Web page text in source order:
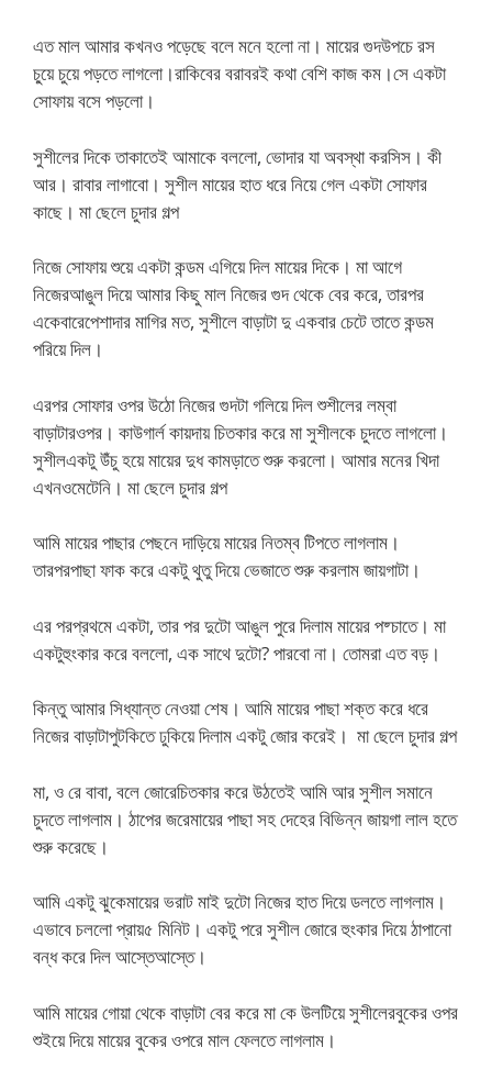
এত মাল আমার কখনও পড়েছে বলে মনে হলো না। মায়ের গুদউপচে রস
চু্য়ে চুয়ে পড়তে লাগলো।রাকিবের বরাবরই কথা বেশি কাজ কম।সে একটা
সোফায় বসে পড়লো।
সুশীলের দিকে তাকাতেই আমাকে বললো, ভোদার যা অবস্থা করসিস। কী
আর। রাবার লাগাবো। সুশীল মায়ের হাত ধরে নিয়ে গেল একটা সোফার
কাছে। মা ছেলে চুদার গল্প
নিজে সোফায় শুয়ে একটা কন্ডম এগিয়ে দিল মায়ের দিকে। মা আগে
নিজেরআঙুল দিয়ে আমার কিছু মাল নিজের গুদ থেকে বের করে, তারপর
একেবারেপেশাদার মাগির মত, সুশীলে বাড়াটা দু একবার চেটে তাতে কন্ডম
পরিয়ে দিল।
এরপর সোফার ওপর উঠো নিজের গুদটা গলিয়ে দিল শুশীলের লম্বা
বাড়াটারওপর। কাউগার্ল কায়দায় চিতকার করে মা সুশীলকে চুদতে লাগলো।
সুশীলএকটু উঁচু হয়ে মায়ের দুধ কামড়াতে শুরু করলো। আমার মনের খিদা
এখনওমেটেনি। মা ছেলে চুদার গল্প
আমি মায়ের পাছার পেছনে দাড়িয়ে মায়ের নিতম্ব টিপতে লাগলাম।
তারপরপাছা ফাক করে একটু থুতু দিয়ে ভেজাতে শুরু করলাম জায়গাটা।
এর পরপ্রথমে একটা, তার পর দুটো আঙুল পুরে দিলাম মায়ের পষ্চাতে। মা
একটুহুংকার করে বললো, এক সাথে দুটো? পারবো না। তোমরা এত বড়।
কিন্তু আমার সিধ্যান্ত নেওয়া শেষ। আমি মায়ের পাছা শক্ত করে ধরে
নিজের বাড়াটাপুটকিতে ঢুকিয়ে দিলাম একটু জোর করেই। মা ছেলে চুদার গল্প
মা, ও রে বাবা, বলে জোরেচিতকার করে উঠতেই আমি আর সুশীল সমানে
চুদতে লাগলাম। ঠাপের জরেমায়ের পাছা সহ দেহের বিভিন্ন জায়গা লাল হতে
শুরু করেছে।
আমি একটু ঝুকেমায়ের ভরাট মাই দুটো নিজের হাত দিয়ে ডলতে লাগলাম।
এভাবে চললো প্রায়৫ মিনিট। একটু পরে সুশীল জোরে হুংকার দিয়ে ঠাপানো
বন্ধ করে দিল আস্তেআস্তে।
আমি মায়ের গোয়া থেকে বাড়াটা বের করে মা কে উলটিয়ে সুশীলেরবুকের ওপর
শুইয়ে দিয়ে মায়ের বুকের ওপরে মাল ফেলতে লাগলাম।